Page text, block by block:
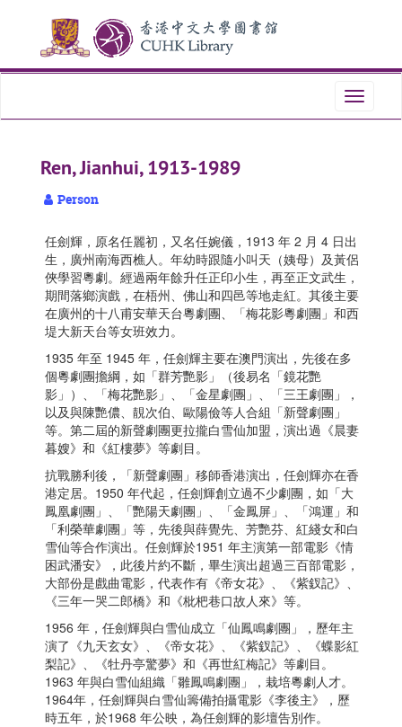
content
Toggle
Ren, Jianhui, 1913-1989
Person
任劍輝，原名任麗初，又名任婉儀，1913 年 2 月 4 日出
生，廣州南海西樵人。年幼時跟隨小叫天（姨母）及黃侶
俠學習粵劇。經過兩年餘升任正印小生，再至正文武生，
期間落鄉演戲，在梧州、佛山和四邑等地走紅。其後主要
在廣州的十八甫安華天台粵劇團、「梅花影粵劇團」和西
堤大新天台等女班效力。
1935 年至 1945 年，任劍輝主要在澳門演出，先後在多
個粵劇團擔綱，如「群芳艷影」（後易名「鏡花艷
影」）、「梅花艷影」、「金星劇團」、「三王劇團」，
以及與陳艷儂、靚次伯、歐陽儉等人合組「新聲劇團」
等。第二屆的新聲劇團更拉攏白雪仙加盟，演出過《晨妻
暮嫂》和《紅樓夢》等劇目。
抗戰勝利後，「新聲劇團」移師香港演出，任劍輝亦在香
港定居。1950 年代起，任劍輝創立過不少劇團，如「大
鳳凰劇團」、「艷陽天劇團」、「金鳳屏」、「鴻運」和
「利榮華劇團」等，先後與薛覺先、芳艷芬、紅綫女和白
雪仙等合作演出。任劍輝於1951 年主演第一部電影《情
困武潘安》，此後片約不斷，畢生演出超過三百部電影，
大部份是戲曲電影，代表作有《帝女花》、《紫釵記》、
《三年一哭二郎橋》和《枇杷巷口故人來》等。
1956 年，任劍輝與白雪仙成立「仙鳳鳴劇團」，歷年主
演了《九天玄女》、《帝女花》、《紫釵記》、《蝶影紅
梨記》、《牡丹亭驚夢》和《再世紅梅記》等劇目。
1963 年與白雪仙組織「雛鳳鳴劇團」，栽培粵劇人才。
1964年，任劍輝與白雪仙籌備拍攝電影《李後主》，歷
時五年，於1968 年公映，為任劍輝的影壇告別作。